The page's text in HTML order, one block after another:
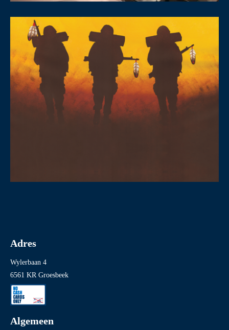
Adres
Wylerbaan 4
6561 KR Groesbeek
Algemeen